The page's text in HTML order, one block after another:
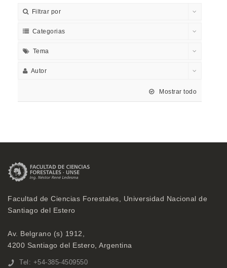
Filtrar por
Categorias
Tema
Autor
Mostrar todo
Facultad de Ciencias Forestales, Universidad Nacional de
Santiago del Estero
Av. Belgrano (s) 1912,
4200 Santiago del Estero, Argentina
Tel: +54-385-4509550